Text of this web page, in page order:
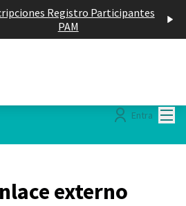
Registro Participantes
PAM
Entra
externo